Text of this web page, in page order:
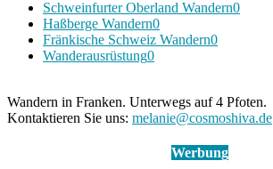
Schweinfurter Oberland Wandern0
Haßberge Wandern0
Fränkische Schweiz Wandern0
Wanderausrüstung0
Wandern in Franken. Unterwegs auf 4 Pfoten.
Kontaktieren Sie uns: melanie@cosmoshiva.de
Werbung